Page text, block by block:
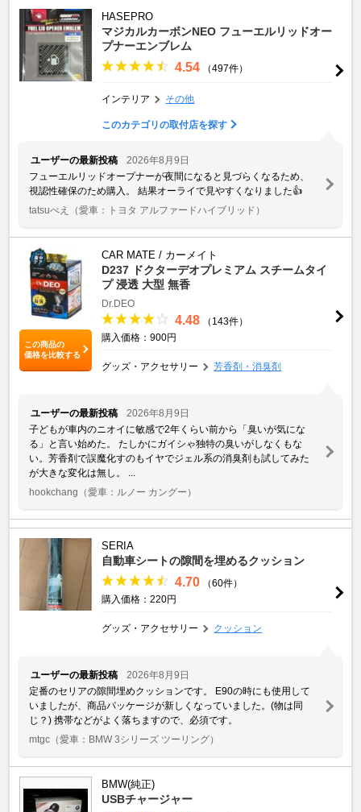
HASEPRO
マジカルカーボンNEO フューエルリッドオー
プナーエンブレム
4.54 （497件）
インテリア その他
このカテゴリの取付店を探す
ユーザーの最新投稿
2026年8月9日
フューエルリッドオープナーが夜間になると見づらくなるため、
視認性確保のため購入。 結果オーライで見やすくなりました👍
tatsuべえ
（愛車：トヨタ アルファードハイブリッド）
この商品の
価格を比較する
CAR MATE / カーメイト
D237 ドクターデオプレミアム スチームタイ
プ 浸透 大型 無香
Dr.DEO
4.48
（143件）
購入価格：900円
グッズ・アクセサリー 芳香剤・消臭剤
ユーザーの最新投稿
2026年8月9日
子どもが車内のニオイに敏感で2年くらい前から「臭いが気にな
る」と言い始めた。 たしかにガイシゃ独特の臭いがしなくもな
い。芳香剤で誤魔化すのもイヤでジェル系の消臭剤も試してみた
が大きな変化は無し。 ...
hookchang （愛車：ルノー カングー）
SERIA
自動車シートの隙間を埋めるクッション
4.70
（60件）
購入価格：220円
グッズ・アクセサリー クッション
ユーザーの最新投稿
2026年8月9日
定番のセリアの隙間埋めクッションです。 E90の時にも使用して
いましたが、商品パッケージが新しくなっていました。(物は同
じ？) 携帯などがよく落ちますので、必須です。
mtgc （愛車：BMW 3シリーズ ツーリング）
BMW(純正)
USBチャージャー